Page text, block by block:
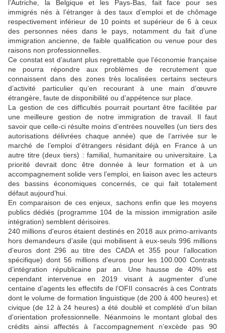
l’Autriche, la Belgique et les Pays-Bas, fait face pour ses
immigrés nés à l’étranger à des taux d’emploi et de chômage
respectivement inférieur de 10 points et supérieur de 6 à ceux
des personnes nées dans le pays, notamment du fait d’une
immigration ancienne, de faible qualification ou venue pour des
raisons non professionnelles.
Ce constat est d’autant plus regrettable que l’économie française
ne pourra répondre aux problèmes de recrutement que
connaissent dans des zones très localisées certains secteurs
d’activité particulier qu’en recourant à une main d’œuvre
étrangère, faute de disponibilité ou d’appétence sur place.
La gestion de ces difficultés pourrait pourtant être facilitée par
une meilleure gestion de notre immigration de travail. Il faut
savoir que celle-ci résulte moins d’entrées nouvelles (un tiers des
autorisations délivrées chaque année) que de l’arrivée sur le
marché de l’emploi d’étrangers résidant déjà en France à un
autre titre (deux tiers) : familial, humanitaire ou universitaire. La
priorité devrait donc être donnée à leur formation et à un
accompagnement solide vers l’emploi, en liaison avec les acteurs
des bassins économiques concernés, ce qui fait totalement
défaut aujourd’hui.
En comparaison de ces enjeux, sachons enfin que les moyens
publics dédiés (programme 104 de la mission immigration asile
intégration) semblent dérisoires.
240 millions d'euros étaient destinés en 2018 aux primo-arrivants
hors demandeurs d’asile (qui mobilisent à eux-seuls 996 millions
d'euros dont 296 au titre des CADA et 355 pour l’allocation
spécifique) dont 56 millions d'euros pour les 100.000 Contrats
d’intégration républicaine par an. Une hausse de 40% est
cependant intervenue en 2019 visant à augmenter d’une
centaine d’agents les effectifs de l’OFII consacrés à ces Contrats
dont le volume de formation linguistique (de 200 à 400 heures) et
civique (de 12 à 24 heures) a été doublé et complété d’un bilan
d’orientation professionnelle. Néanmoins le montant global des
crédits ainsi affectés à l’accompagnement n’excède pas 90